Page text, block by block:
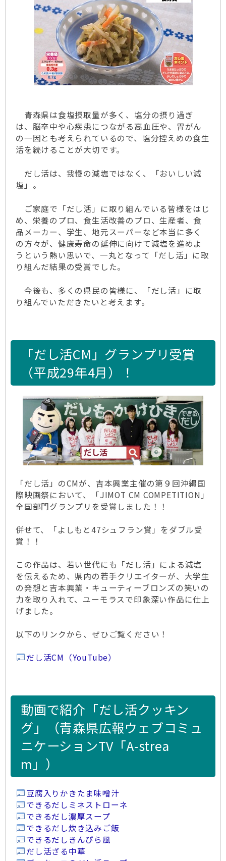
青森県は食塩摂取量が多く、塩分の摂り過ぎ
は、脳卒中や心疾患につながる高血圧や、胃がん
の一因とも考えられているので、塩分控えめの食生
活を続けることが大切です。
だし活は、我慢の減塩ではなく、「おいしい減
塩」。
ご家庭で「だし活」に取り組んでいる皆様をはじ
め、栄養のプロ、食生活改善のプロ、生産者、食
品メーカー、学生、地元スーパーなど本当に多く
の方々が、健康寿命の延伸に向けて減塩を進めよ
うという熱い思いで、一丸となって「だし活」に取
り組んだ結果の受賞でした。
今後も、多くの県民の皆様に、「だし活」に取
り組んでいただきたいと考えます。
「だし活CM」グランプリ受賞
（平成29年4月）！
「だし活」のCMが、吉本興業主催の第９回沖縄国
際映画祭において、「JIMOT CM COMPETITION」
全国部門グランプリを受賞しました！！
併せて、「よしもと47シュフラン賞」をダブル受
賞！！
この作品は、若い世代にも「だし活」による減塩
を伝えるため、県内の若手クリエイターが、大学生
の発想と吉本興業・キューティーブロンズの笑いの
力を取り入れて、ユーモラスで印象深い作品に仕上
げました。
以下のリンクから、ぜひご覧ください！
だし活CM（YouTube）
動画で紹介「だし活クッキン
グ」（青森県広報ウェブコミュ
ニケーションTV「A-strea
m」）
豆腐入りかきたま味噌汁
できるだしミネストローネ
できるだし濃厚スープ
できるだし炊き込みご飯
できるだしきんぴら風
だし活ざる中華